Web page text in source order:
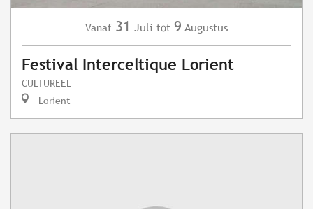
Vanaf 31 Juli tot 9 Augustus
Festival Interceltique Lorient
CULTUREEL
Lorient